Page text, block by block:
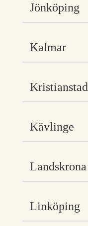
Jönköping
Kalmar
Kristianstad
Kävlinge
Landskrona
Linköping